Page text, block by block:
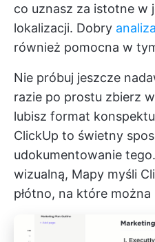
co uznasz za istotne w
lokalizacji. Dobry
również pomocna w
Nie próbuj jeszcze
razie po prostu zbierz
lubisz format
ClickUp to świetny
udokumentowanie
wizualną, Mapy myśli
płótno, na które